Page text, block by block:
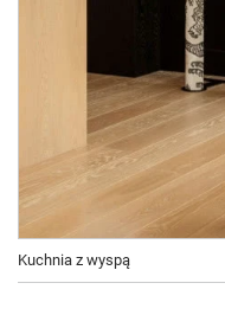
Kuchnia z wyspą